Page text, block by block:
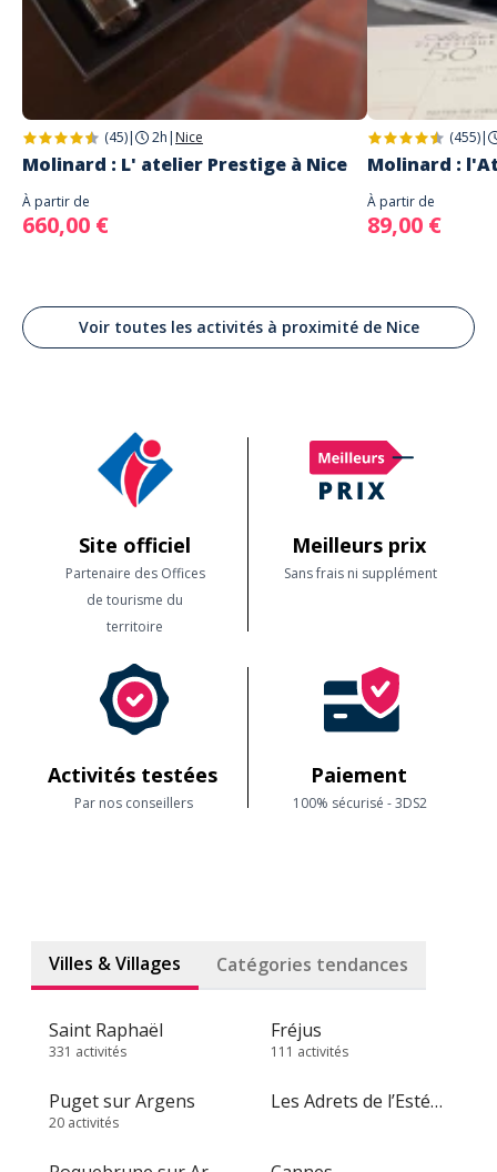
(45)| 2h | Nice
Molinard : L' atelier Prestige à Nice
À partir de
660,00 €
(455)|
Molinard :
À partir de
89,00 €
Voir toutes les activités à proximité de Nice
Site officiel
Partenaire des Offices
de tourisme du
territoire
Meilleurs prix
Sans frais ni supplément
Activités testées
Par nos conseillers
Paiement
100% sécurisé - 3DS2
Villes & Villages Catégories tendances
Saint Raphaël
331 activités
Fréjus
111 activités
Puget sur Argens
20 activités
Les Adrets de l’Estérel